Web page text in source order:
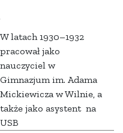
W latach 1930–1932
pracował jako
nauczyciel w
Gimnazjum im. Adama
Mickiewicza w Wilnie, a
także jako asystent na
USB